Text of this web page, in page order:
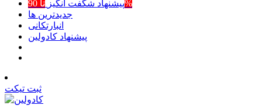
پیشنهاد شگفت انگیزتا 90%
جدیدترین ها
انبارتکانی
پیشنهاد کادولین
ثبت تیکت